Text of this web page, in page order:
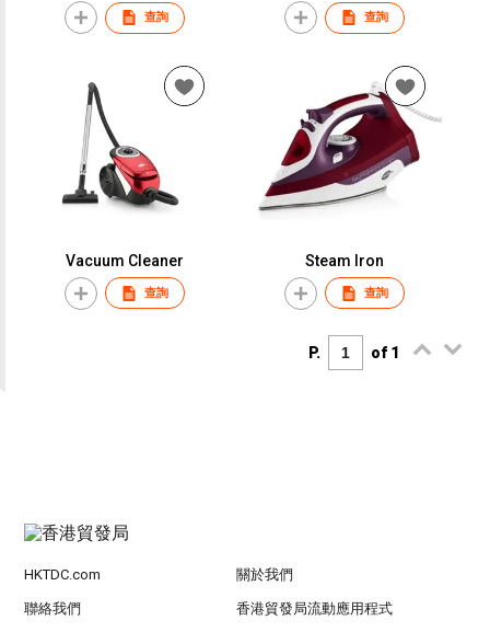
查詢 查詢
Vacuum Cleaner
查詢
Steam Iron
查詢
P. of 1
HKTDC.com 關於我們
聯絡我們 香港貿發局流動應用程式